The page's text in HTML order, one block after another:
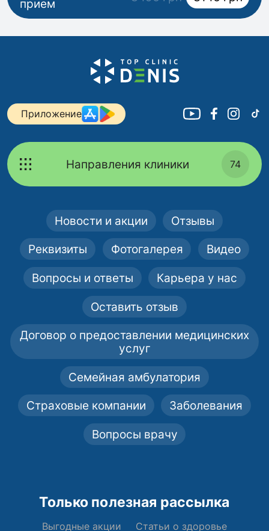
прием
Приложение
Направления клиники 74
Новости и акции Отзывы
Реквизиты Фотогалерея Видео
Вопросы и ответы Карьера у нас
Оставить отзыв
Договор о предоставлении медицинских
услуг
Семейная амбулатория
Страховые компании Заболевания
Вопросы врачу
Только полезная рассылка
Выгодные акции Статьи о здоровье